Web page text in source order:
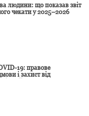
людини: що показав звіт
чекати у 2025–2026
19: правове
і захист від